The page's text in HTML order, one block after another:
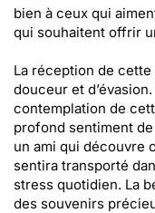
bien à ceux qui
qui souhaitent offrir
La réception de
douceur et
contemplation de
profond sentiment
un ami qui découvre
sentira transporté
stress quotidien. La
des souvenirs